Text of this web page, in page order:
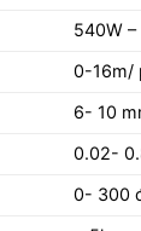
540W
0-16m/
6- 10
0.02-
0- 300